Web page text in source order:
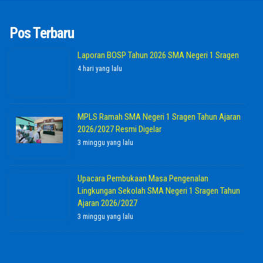
Pos Terbaru
Laporan BOSP Tahun 2026 SMA Negeri 1 Sragen
4 hari yang lalu
MPLS Ramah SMA Negeri 1 Sragen Tahun Ajaran
2026/2027 Resmi Digelar
3 minggu yang lalu
Upacara Pembukaan Masa Pengenalan
Lingkungan Sekolah SMA Negeri 1 Sragen Tahun
Ajaran 2026/2027
3 minggu yang lalu